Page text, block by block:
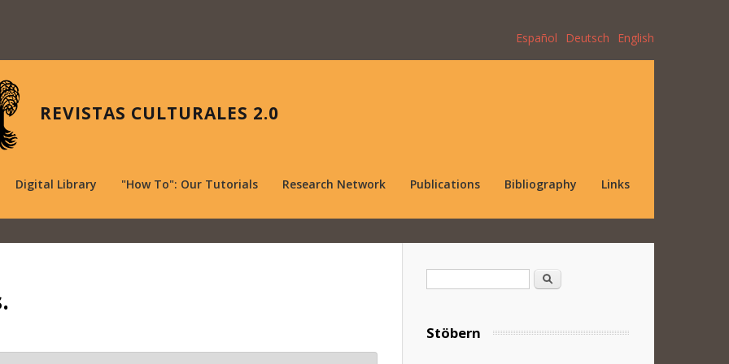
Español Deutsch English
REVISTAS CULTURALES 2.0
Digital Library "How To": Our Tutorials Research Network Publications Bibliography Links
Search
Stöbern